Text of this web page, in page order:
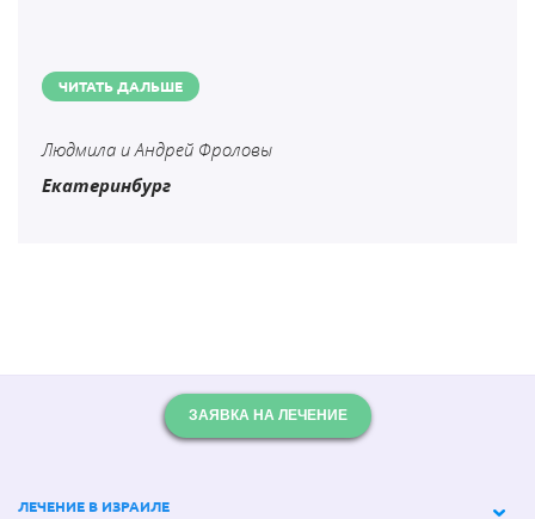
ЧИТАТЬ ДАЛЬШЕ
Людмила и Андрей Фроловы
Екатеринбург
ЗАЯВКА НА ЛЕЧЕНИЕ
ЛЕЧЕНИЕ В ИЗРАИЛЕ